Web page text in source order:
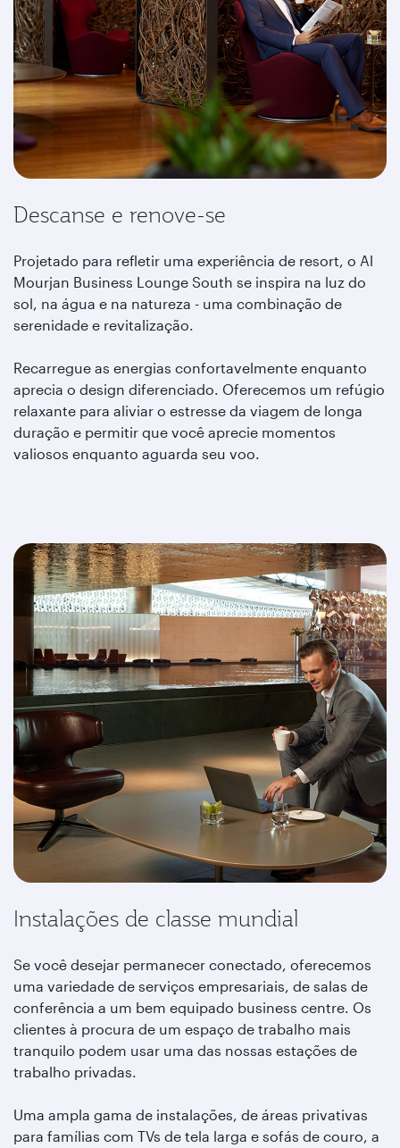
Descanse e renove-se
Projetado para refletir uma experiência de resort, o Al
Mourjan Business Lounge South se inspira na luz do
sol, na água e na natureza - uma combinação de
serenidade e revitalização.
Recarregue as energias confortavelmente enquanto
aprecia o design diferenciado. Oferecemos um refúgio
relaxante para aliviar o estresse da viagem de longa
duração e permitir que você aprecie momentos
valiosos enquanto aguarda seu voo.
Instalações de classe mundial
Se você desejar permanecer conectado, oferecemos
uma variedade de serviços empresariais, de salas de
conferência a um bem equipado business centre. Os
clientes à procura de um espaço de trabalho mais
tranquilo podem usar uma das nossas estações de
trabalho privadas.
Uma ampla gama de instalações, de áreas privativas
para famílias com TVs de tela larga e sofás de couro, a